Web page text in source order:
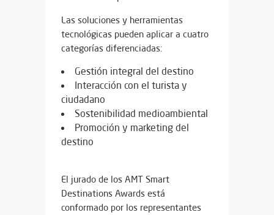
Las soluciones y herramientas
tecnológicas pueden aplicar a cuatro
categorías diferenciadas:
Gestión integral del destino
Interacción con el turista y
ciudadano
Sostenibilidad medioambiental
Promoción y marketing del
destino
El jurado de los AMT Smart
Destinations Awards está
conformado por los representantes